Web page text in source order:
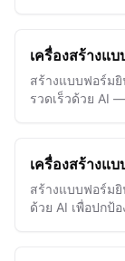
เครื่องสร้างแ
สร้างแบบฟอร์มยิ
รวดเร็วด้วย AI
เครื่องสร้างแ
สร้างแบบฟอร์ม
ด้วย AI เพื่อปกป้